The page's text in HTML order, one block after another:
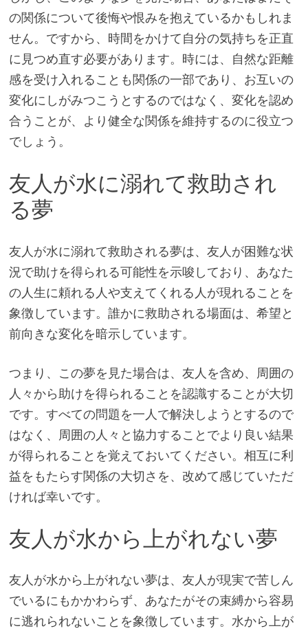
の関係について後悔や恨みを抱えているかもしれま
せん。ですから、時間をかけて自分の気持ちを正直
に見つめ直す必要があります。時には、自然な距離
感を受け入れることも関係の一部であり、お互いの
変化にしがみつこうとするのではなく、変化を認め
合うことが、より健全な関係を維持するのに役立つ
でしょう。
友人が水に溺れて救助され
る夢
友人が水に溺れて救助される夢は、友人が困難な状
況で助けを得られる可能性を示唆しており、あなた
の人生に頼れる人や支えてくれる人が現れることを
象徴しています。誰かに救助される場面は、希望と
前向きな変化を暗示しています。
つまり、この夢を見た場合は、友人を含め、周囲の
人々から助けを得られることを認識することが大切
です。すべての問題を一人で解決しようとするので
はなく、周囲の人々と協力することでより良い結果
が得られることを覚えておいてください。相互に利
益をもたらす関係の大切さを、改めて感じていただ
ければ幸いです。
友人が水から上がれない夢
友人が水から上がれない夢は、友人が現実で苦しん
でいるにもかかわらず、あなたがその束縛から容易
に逃れられないことを象徴しています。水から上が